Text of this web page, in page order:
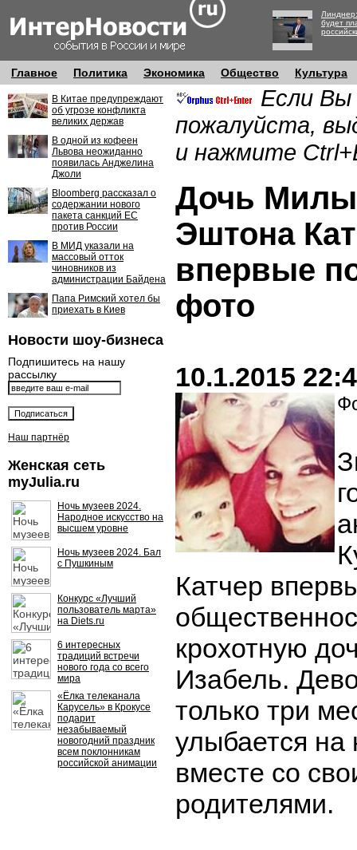
будет
Главное Политика Экономика Общество Культура
В Китае предупреждают
об угрозе конфликта
великих держав
В одной из кофеен
Львова неожиданно
появилась Анджелина
Джоли
Bloomberg рассказал о
содержании нового
пакета санкций ЕС
против России
В МИД указали на
массовый отток
чиновников из
администрации Байдена
Папа Римский хотел бы
приехать в Киев
Новости шоу-бизнеса
Подпишитесь на нашу
рассылку
Наш партнёр
Женская сеть
myJulia.ru
Ночь музеев 2024.
Народное искусство на
высшем уровне
Ночь музеев 2024. Бал
с Пушкиным
Конкурс «Лучший
пользователь марта»
на Diets.ru
6 интересных
традиций встречи
нового года со всего
мира
«Ёлка телеканала
Карусель» в Крокусе
подарит
незабываемый
новогодний праздник
всем поклонникам
российской анимации
Если Вы
пожалуйста,
и нажмите
Дочь Милы
Эштона
впервые
фото
10.1.2015
Катчер
крохотную
Изабель.
только три
улыбается на
вместе со
родителями.